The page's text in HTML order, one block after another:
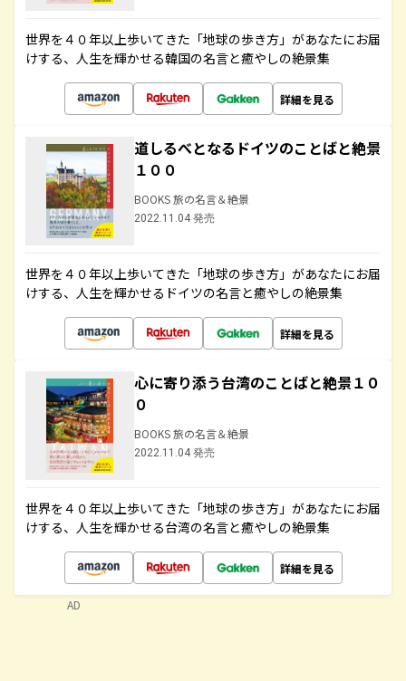
世界を４０年以上歩いてきた「地球の歩き方」があなたにお届
けする、人生を輝かせる韓国の名言と癒やしの絶景集
詳細を見る
道しるべとなるドイツのことばと絶景
１００
BOOKS 旅の名言＆絶景
2022.11.04 発売
世界を４０年以上歩いてきた「地球の歩き方」があなたにお届
けする、人生を輝かせるドイツの名言と癒やしの絶景集
詳細を見る
心に寄り添う台湾のことばと絶景１０
０
BOOKS 旅の名言＆絶景
2022.11.04 発売
世界を４０年以上歩いてきた「地球の歩き方」があなたにお届
けする、人生を輝かせる台湾の名言と癒やしの絶景集
詳細を見る
AD